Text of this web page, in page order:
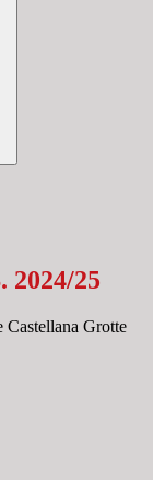
2024/25
Grotte